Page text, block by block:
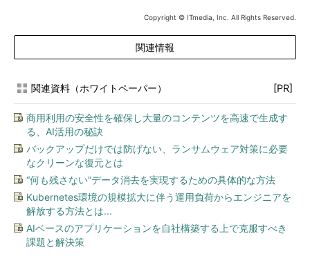
Copyright © ITmedia, Inc. All Rights Reserved.
関連情報
関連資料（ホワイトペーパー） [PR]
商用利用の安全性を確保し大量のコンテンツを高速で生成す
る、AI活用の秘訣
バックアップだけでは防げない、ランサムウェア対策に必要
なクリーンな復元とは
“何も残さない”データ消去を実現するための具体的な方法
Kubernetes環境の規模拡大に伴う運用負荷からエンジニアを
解放する方法とは...
AIベースのアプリケーションを自社構築する上で克服すべき
課題と解決策